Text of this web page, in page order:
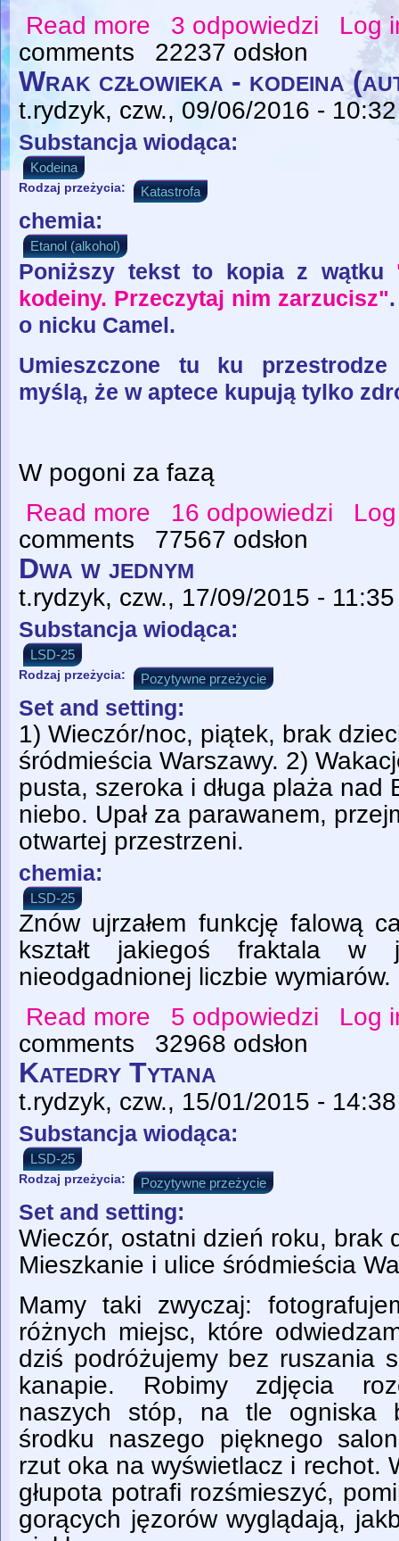
Read more about Nights In White Satin
3 odpowiedzi
Log
comments
22237 odsłon
Wrak człowieka - kodeina
t.rydzyk, czw., 09/06/2016 - 10:32
Substancja wiodąca:
Kodeina
Rodzaj przeżycia: Katastrofa
chemia:
Etanol (alkohol)
Poniższy tekst to kopia z wątku
kodeiny. Przeczytaj nim zarzucisz"
o nicku Camel.
Umieszczone tu ku
myślą, że w aptece kupują tylko
W pogoni za fazą
Read more about Wrak człowieka - kodeina (autor:
16 odpowiedzi
comments
77567 odsłon
Dwa w jednym
t.rydzyk, czw., 17/09/2015 - 11:35
Substancja wiodąca:
LSD-25
Rodzaj przeżycia: Pozytywne przeżycie
Set and setting:
1) Wieczór/noc, piątek, brak
śródmieścia Warszawy. 2)
pusta, szeroka i długa plaża nad
niebo. Upał za parawanem,
otwartej przestrzeni.
chemia:
LSD-25
Znów ujrzałem funkcję falową
kształt jakiegoś fraktala w
nieodgadnionej liczbie wymiarów.
Read more about Dwa w jednym
5 odpowiedzi
Log
comments
32968 odsłon
Katedry Tytana
t.rydzyk, czw., 15/01/2015 - 14:38
Substancja wiodąca:
LSD-25
Rodzaj przeżycia: Pozytywne przeżycie
Set and setting:
Wieczór, ostatni dzień roku, brak
Mieszkanie i ulice śródmieścia
Mamy taki zwyczaj:
różnych miejsc, które
dziś podróżujemy bez ruszania
kanapie. Robimy zdjęcia
naszych stóp, na tle ogniska
środku naszego pięknego
rzut oka na wyświetlacz i rechot.
głupota potrafi rozśmieszyć,
gorących jęzorów wyglądają,